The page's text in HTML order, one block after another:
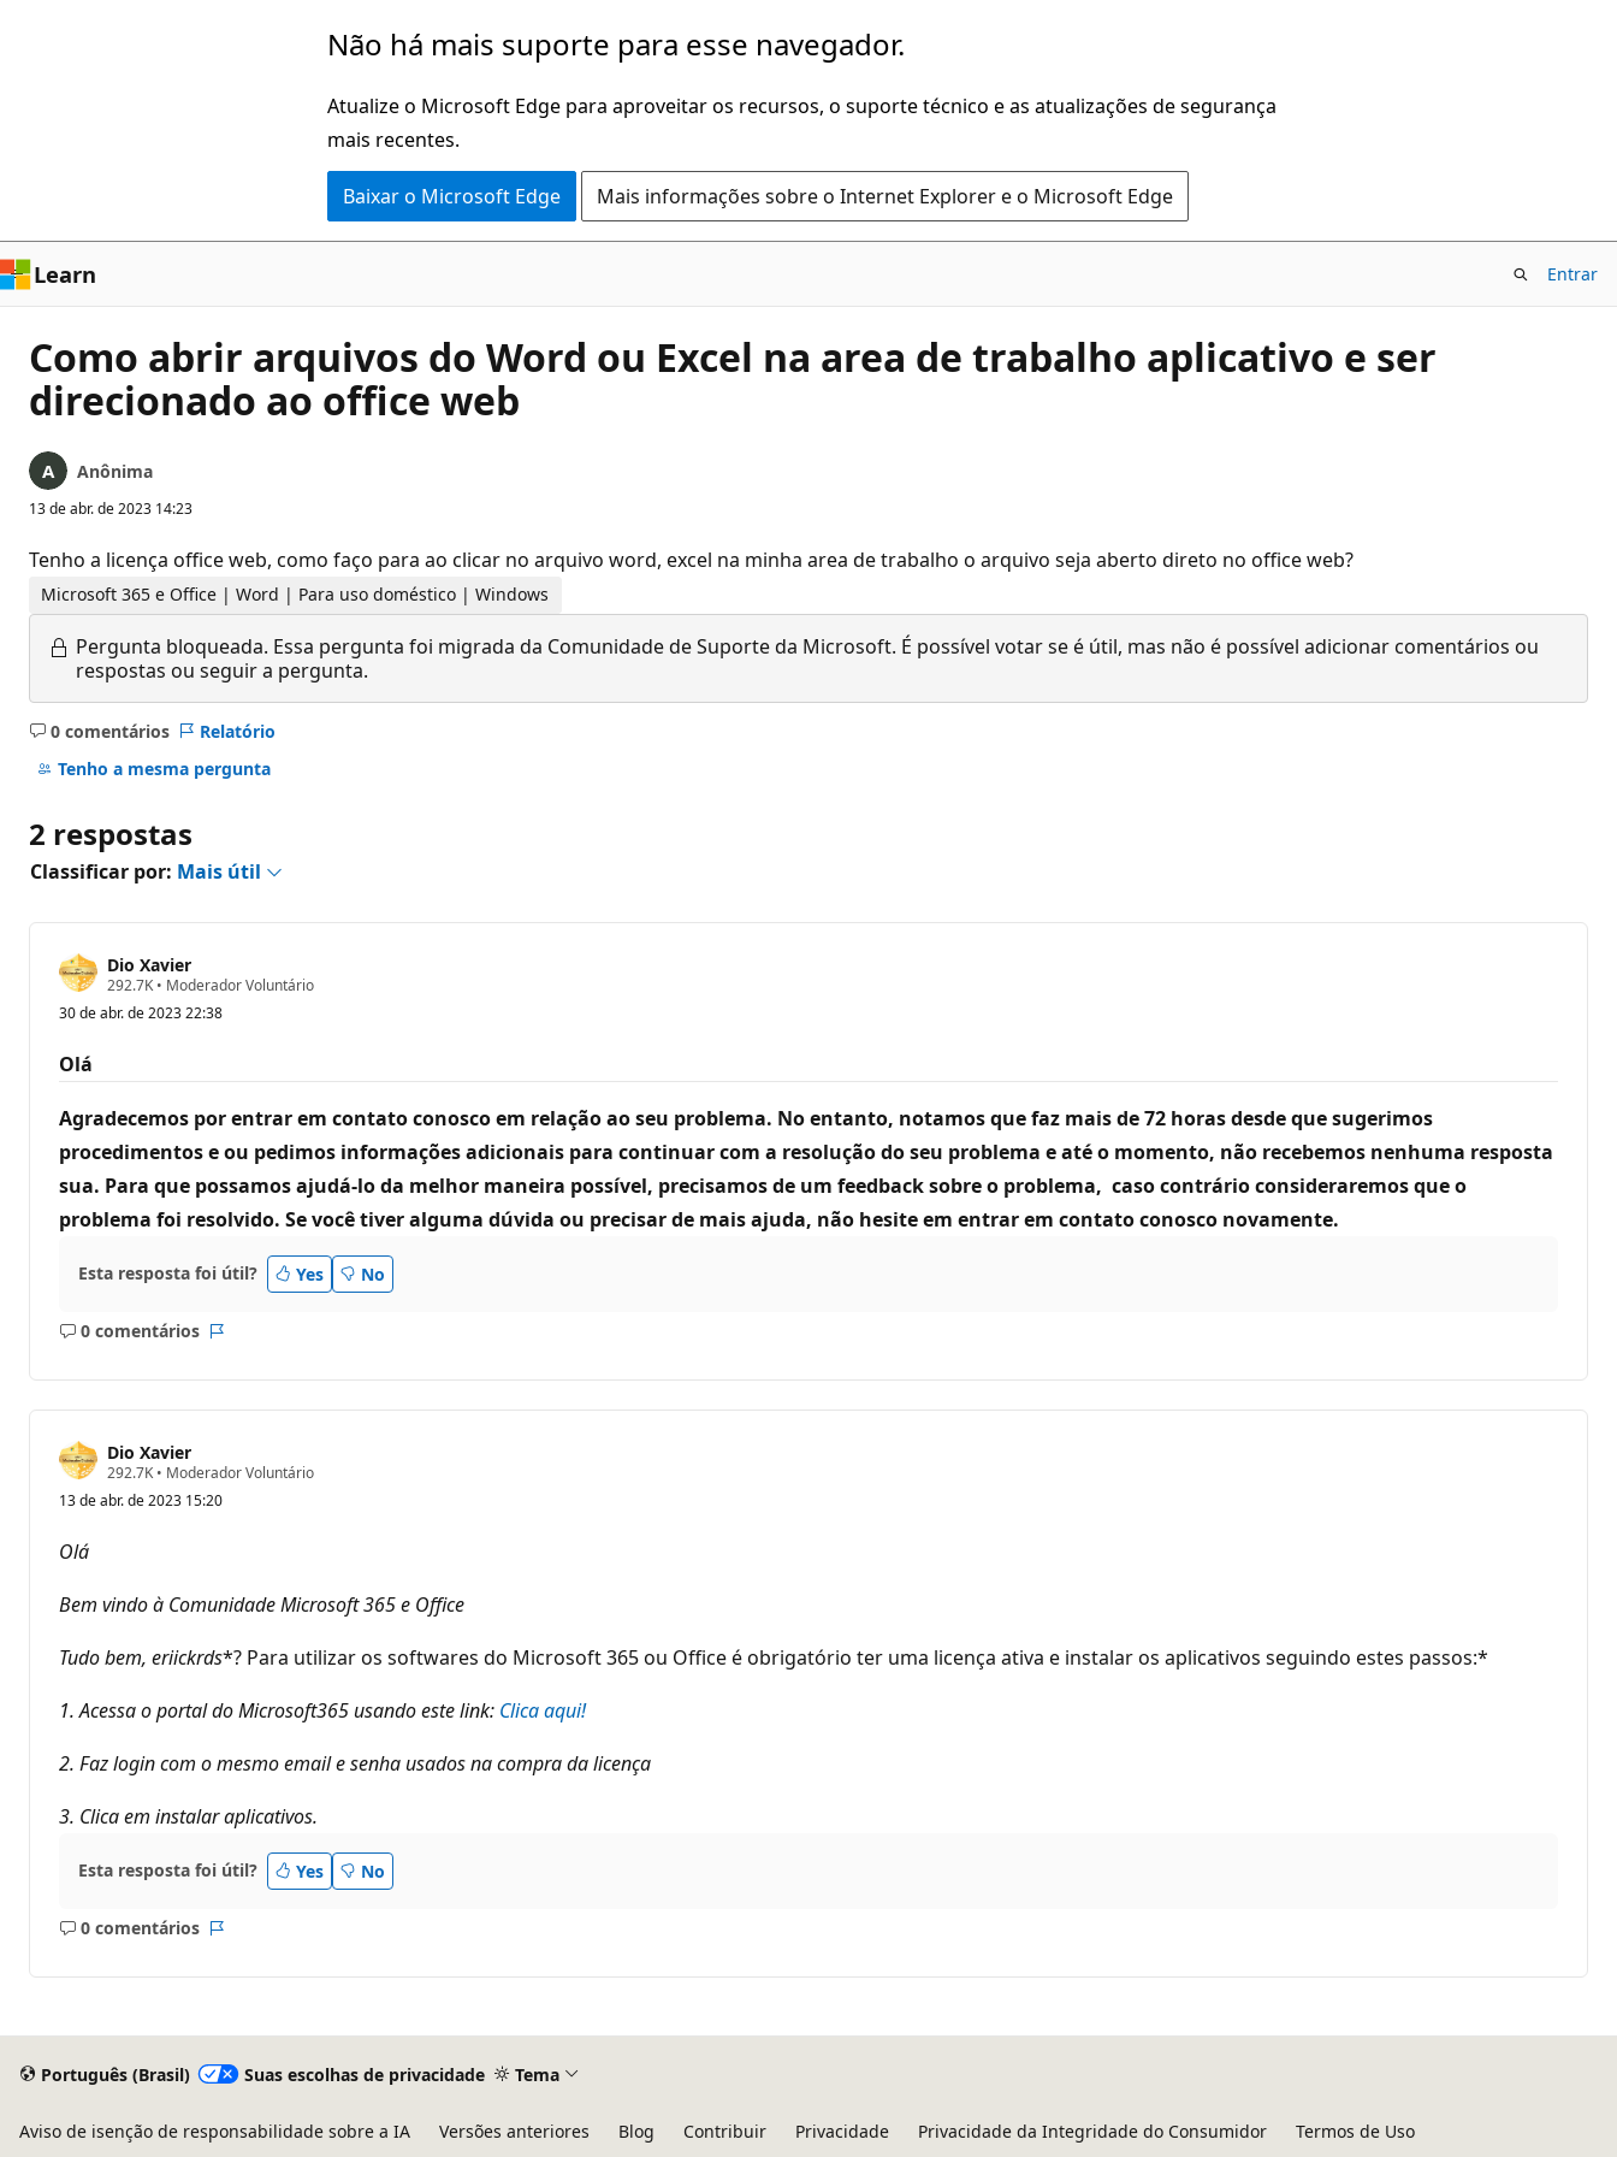
Não há mais suporte para esse navegador.
Atualize o Microsoft Edge para aproveitar os recursos, o suporte técnico e as atualizações de segurança
mais recentes.
Baixar o Microsoft Edge Mais informações sobre o Internet Explorer e o Microsoft Edge
Learn Entrar
Como abrir arquivos do Word ou Excel na area de trabalho aplicativo e ser
direcionado ao office web
Anônima
13 de abr. de 2023 14:23
Tenho a licença office web, como faço para ao clicar no arquivo word, excel na minha area de trabalho o arquivo seja aberto direto no office web?
Microsoft 365 e Office | Word | Para uso doméstico | Windows
Pergunta bloqueada. Essa pergunta foi migrada da Comunidade de Suporte da Microsoft. É possível votar se é útil, mas não é possível adicionar comentários ou
respostas ou seguir a pergunta.
0 comentários
Sem
comentários
Relatório
Tenho a mesma pergunta
2 respostas
Classificar por: Mais útil
Dio Xavier
292.7K P
n
e
r
e
p
u
a
o
• Moderador Voluntário
30 de abr. de 2023 22:38
Olá
Agradecemos por entrar em contato conosco em relação ao seu problema. No entanto, notamos que faz mais de 72 horas desde que sugerimos
procedimentos e ou pedimos informações adicionais para continuar com a resolução do seu problema e até o momento, não recebemos nenhuma resposta
sua. Para que possamos ajudá-lo da melhor maneira possível, precisamos de um feedback sobre o problema, caso contrário consideraremos que o
problema foi resolvido. Se você tiver alguma dúvida ou precisar de mais ajuda, não hesite em entrar em contato conosco novamente.
Esta resposta foi útil? Yes No
0 comentários
Sem
Dio Xavier
292.7K P
n
e
r
p
u
a
ç
o
• Moderador Voluntário
13 de abr. de 2023 15:20
Olá
Bem vindo à Comunidade Microsoft 365 e Office
Tudo bem, eriickrds*? Para utilizar os softwares do Microsoft 365 ou Office é obrigatório ter uma licença ativa e instalar os aplicativos seguindo estes passos:*
1. Acessa o portal do Microsoft365 usando este link: Clica aqui!
2. Faz login com o mesmo email e senha usados na compra da licença
3. Clica em instalar aplicativos.
Esta resposta foi útil? Yes No
0 comentários
Sem
Português (Brasil) Suas escolhas de privacidade Tema
Aviso de isenção de responsabilidade sobre a IA Versões anteriores Blog Contribuir Privacidade Privacidade da Integridade do Consumidor
Termos de Uso